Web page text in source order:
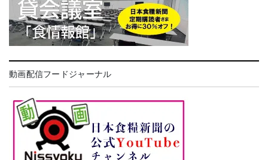
動画配信フードジャーナル